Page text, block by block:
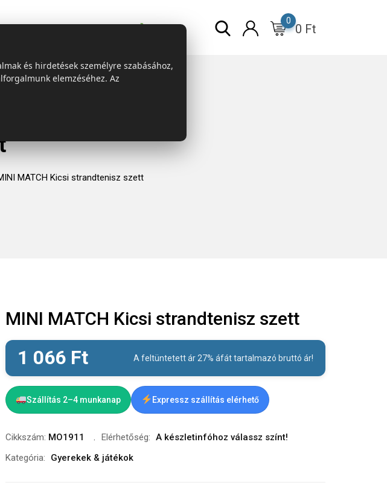
Tech = Kedvező ár ESG 0 Ft
0
MATCH Kicsi strandtenisz szett
MINI MATCH Kicsi strandtenisz szett
1 066 Ft A feltüntetett ár 27% áfát tartalmazó bruttó ár!
Szállítás 2–4 munkanap Expressz szállítás elérhető
Cikkszám: MO1911 Elérhetőség: A készletinfóhoz válassz színt!
Kategória:
Gyerekek & játékok
és hirdetések személyre szabásához,
elemzéséhez. Az